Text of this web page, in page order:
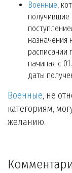
Военные,
получившие
назначения
расписании
начиная с
даты
Военные, не
категориям,
желанию.